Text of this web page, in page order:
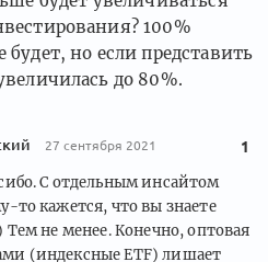
100%
но если представить
до 80%.
27 сентября 2021 1
С отдельным инсайтом
то кажется, что вы знаете
Тем не менее. Конечно, оптовая
(индексные ETF) лишает